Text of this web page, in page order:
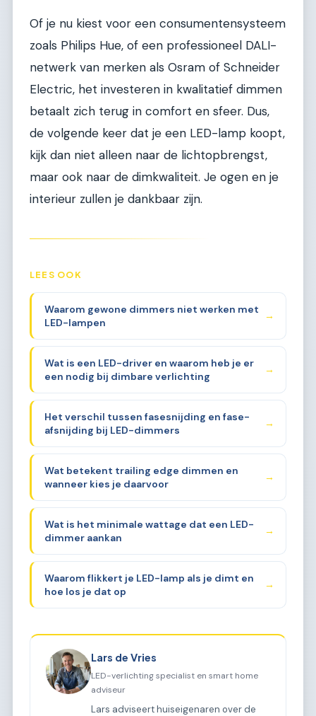
Of je nu kiest voor een consumentensysteem
zoals Philips Hue, of een professioneel DALI-
netwerk van merken als Osram of Schneider
Electric, het investeren in kwalitatief dimmen
betaalt zich terug in comfort en sfeer. Dus,
de volgende keer dat je een LED-lamp koopt,
kijk dan niet alleen naar de lichtopbrengst,
maar ook naar de dimkwaliteit. Je ogen en je
interieur zullen je dankbaar zijn.
LEES OOK
Waarom gewone dimmers niet werken met
LED-lampen
→
Wat is een LED-driver en waarom heb je er
een nodig bij dimbare verlichting
→
Het verschil tussen fasesnijding en fase-
afsnijding bij LED-dimmers
→
Wat betekent trailing edge dimmen en
wanneer kies je daarvoor
→
Wat is het minimale wattage dat een LED-
dimmer aankan
→
Waarom flikkert je LED-lamp als je dimt en
hoe los je dat op
→
Lars de Vries
LED-verlichting specialist en smart home
adviseur
Lars adviseert huiseigenaren over de